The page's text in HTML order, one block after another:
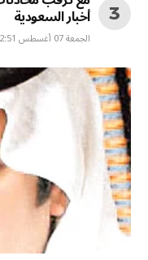
أخبار السعودية
الجمعة 07 أغسطس 2:51 ص